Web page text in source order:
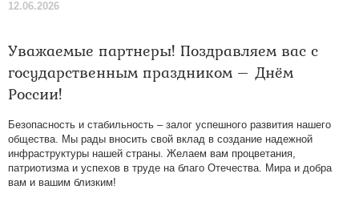
12.06.2026
Уважаемые партнеры! Поздравляем вас с
государственным праздником – Днём
России!
Безопасность и стабильность – залог успешного развития нашего
общества. Мы рады вносить свой вклад в создание надежной
инфраструктуры нашей страны. Желаем вам процветания,
патриотизма и успехов в труде на благо Отечества. Мира и добра
вам и вашим близким!